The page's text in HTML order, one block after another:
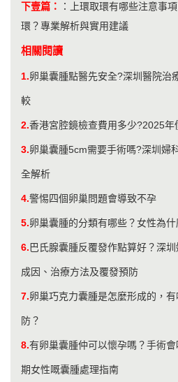
下壹篇：
：
上環取環有哪些注意事
環？專業解析與實用建議
相關閱讀
1.卵巢囊腫點醫先安全?深圳醫院治
較
2.香港宮腔鏡檢查費用多少?2025年
3.卵巢囊腫5cm需要手術嗎?深圳婦
全解析
4.警惕四個卵巢問題會導致不孕
5.卵巢囊腫的分類有哪些？女性為
6.巴氏腺囊腫反覆發作點算好？深
成因、治療方法及覆發預防
7.卵巢巧克力囊腫是怎麼形成的，
防？
8.有卵巢囊腫仲可以懷孕嗎？手術
期女性嘅囊腫處理指南